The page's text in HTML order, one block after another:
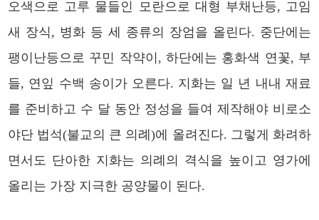
오색으로 고루 물들인 모란으로 대형 부채난등, 고임
새 장식, 병화 등 세 종류의 장엄을 올린다. 중단에는
팽이난등으로 꾸민 작약이, 하단에는 홍화색 연꽃, 부
들, 연잎 수백 송이가 오른다. 지화는 일 년 내내 재료
를 준비하고 수 달 동안 정성을 들여 제작해야 비로소
야단 법석(불교의 큰 의례)에 올려진다. 그렇게 화려하
면서도 단아한 지화는 의례의 격식을 높이고 영가에
올리는 가장 지극한 공양물이 된다.